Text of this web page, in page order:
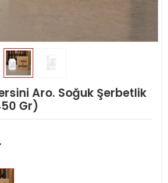
Aro. Soğuk Şerbetlik
Gr)